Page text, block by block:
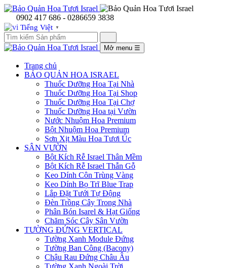
0902 417 686 - 0286659 3838
Tiếng Việt ▼
Mở menu ☰
Trang chủ
BẢO QUẢN HOA ISRAEL
Thuốc Dưỡng Hoa Tại Nhà
Thuốc Dưỡng Hoa Tại Shop
Thuốc Dưỡng Hoa Tại Chợ
Thuốc Dưỡng Hoa tại Vườn
Nước Nhuộm Hoa Premium
Bột Nhuộm Hoa Premium
Sơn Xịt Màu Hoa Tươi Úc
SÂN VƯỜN
Bột Kích Rễ Israel Thân Mềm
Bột Kích Rễ Israel Thẫn Gỗ
Keo Dính Côn Trùng Vàng
Keo Dính Bọ Trĩ Blue Trap
Lắp Đặt Tưới Tự Động
Đèn Trồng Cây Trong Nhà
Phân Bón Isarel & Hạt Giống
Chăm Sóc Cây Sân Vườn
TƯỜNG ĐỨNG VERTICAL
Tường Xanh Module Đứng
Tường Ban Công (Bacony)
Chậu Rau Đứng Châu Âu